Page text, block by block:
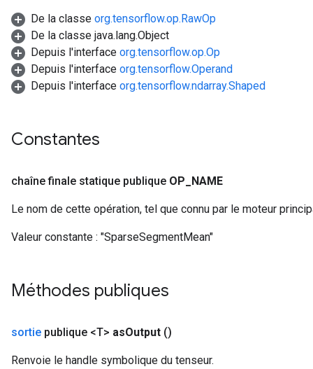
De la classe org.tensorflow.op.RawOp
De la classe java.lang.Object
Depuis l'interface org.tensorflow.op.Op
Depuis l'interface org.tensorflow.Operand
Depuis l'interface org.tensorflow.ndarray.Shaped
Constantes
chaîne finale statique publique OP NAME
Le nom de cette opération, tel que connu par le moteur
Valeur constante : "SparseSegmentMean"
Méthodes publiques
sortie publique <T> asOutput ()
Renvoie le handle symbolique du tenseur.